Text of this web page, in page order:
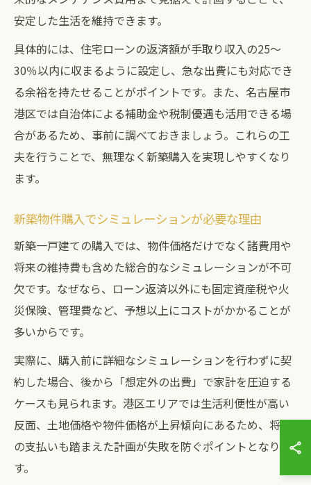
安定した生活を維持できます。
具体的には、住宅ローンの返済額が手取り収入の25〜
30％以内に収まるように設定し、急な出費にも対応でき
る余裕を持たせることがポイントです。また、名古屋市
港区では自治体による補助金や税制優遇も活用できる場
合があるため、事前に調べておきましょう。これらの工
夫を行うことで、無理なく新築購入を実現しやすくなり
ます。
新築物件購入でシミュレーションが必要な理由
新築一戸建ての購入では、物件価格だけでなく諸費用や
将来の維持費も含めた総合的なシミュレーションが不可
欠です。なぜなら、ローン返済以外にも固定資産税や火
災保険、管理費など、予想以上にコストがかかることが
多いからです。
実際に、購入前に詳細なシミュレーションを行わずに契
約した場合、後から「想定外の出費」で家計を圧迫する
ケースも見られます。港区エリアでは生活利便性が高い
反面、土地価格や物件価格が上昇傾向にあるため、将来
の支払いも踏まえた計画が失敗を防ぐポイントとなりま
す。